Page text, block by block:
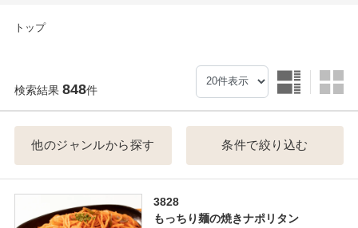
トップ
検索結果 848件
他のジャンルから探す 条件で絞り込む
3828
もっちり麺の焼きナポリタン